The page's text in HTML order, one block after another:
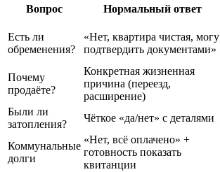
Вопрос Нормальный ответ
Есть ли
обременения?
«Нет, квартира чистая, могу
подтвердить документами»
Почему
продаёте?
Конкретная жизненная
причина (переезд,
расширение)
Были ли
затопления?
Чёткое «да/нет» с деталями
Коммунальные
долги
«Нет, всё оплачено» +
готовность показать
квитанции